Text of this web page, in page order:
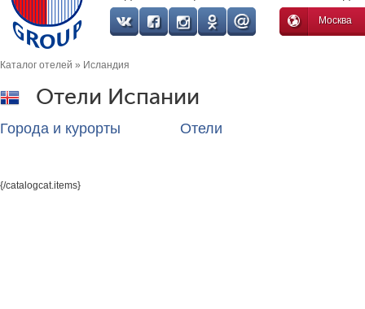
Москва
Каталог отелей » Исландия
Отели Испании
Города и курорты
{/catalogcat.items}
Отели